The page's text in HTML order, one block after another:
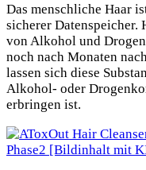
Das menschliche Haar
sicherer Datenspeicher.
von Alkohol und
noch nach Monaten
lassen sich diese
Alkohol- oder
erbringen ist.